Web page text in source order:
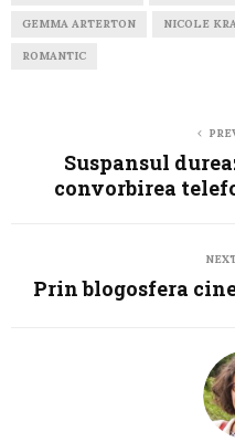
GEMMA ARTERTON NICOLE
ROMANTIC
Suspansul
convorbirea
Prin blogosfera